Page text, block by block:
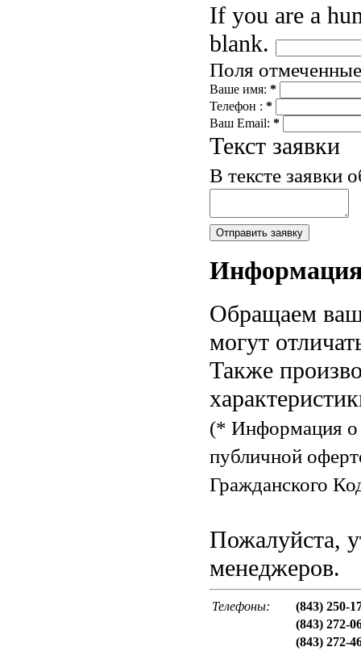
If you are a
blank.
Поля
Ваше имя: *
Телефон : *
Ваш Email: *
Текст заявки
В тексте заявки
Обращаем
могут
Также
(* Информация о
публичной
Гражданского
Пожалуйста,
менеджеров.
Телефоны:
(843) 250-
(843) 272-
(843) 272-